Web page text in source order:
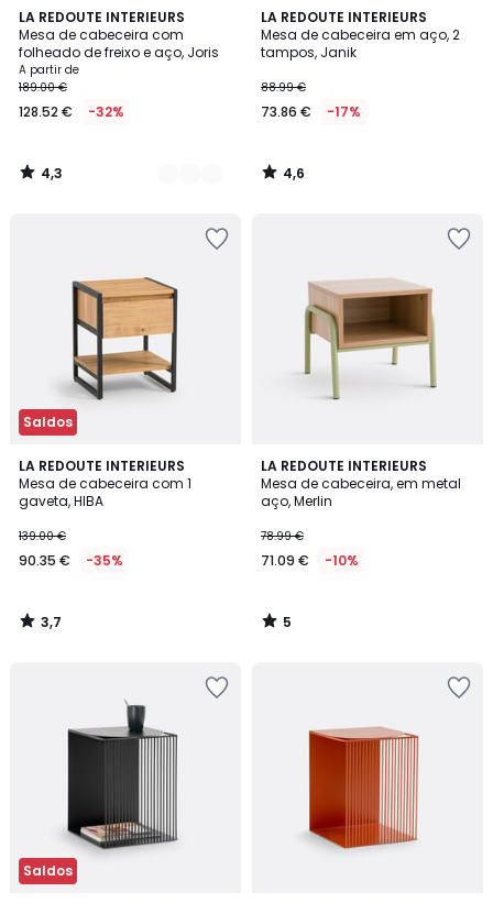
LA REDOUTE INTERIEURS
Mesa de cabeceira com
folheado de freixo e aço, Joris
A partir de
189.00 €
128.52 € -32%
4,3
/ 5
4
Cores
4,3
/
LA REDOUTE INTERIEURS
Mesa de cabeceira em aço, 2
tampos, Janik
88.99 €
73.86 € -17%
4,6
/ 5
4,6
/
Saldos
LA REDOUTE INTERIEURS
Mesa de cabeceira com 1
gaveta, HIBA
139.00 €
90.35 € -35%
3,7
/ 5
3,7
/
LA REDOUTE INTERIEURS
Mesa de cabeceira, em metal
aço, Merlin
78.99 €
71.09 € -10%
5
/
5
5
/
Saldos